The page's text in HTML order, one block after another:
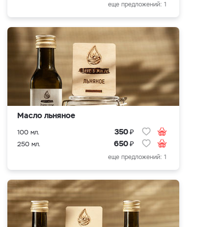
еще предложений: 1
Масло льняное
100 мл. 350₽
250 мл. 650₽
еще предложений: 1